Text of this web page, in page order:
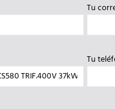
Tu
Tu